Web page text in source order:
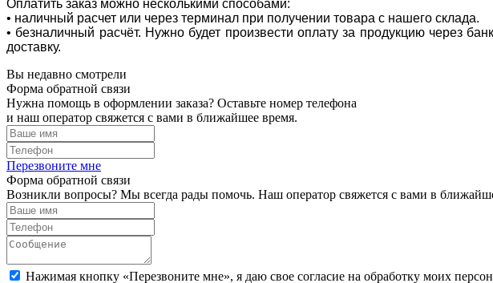
Оплатить заказ можно несколькими способами:
• наличный расчет или через терминал при получении товара с нашего склада.
• безналичный расчёт. Нужно будет произвести оплату за продукцию через
доставку.
Вы недавно смотрели
Форма обратной связи
Нужна помощь в оформлении заказа? Оставьте номер телефона
и наш оператор свяжется с вами в ближайшее время.
Перезвоните мне
Форма обратной связи
Возникли вопросы? Мы всегда рады помочь. Наш оператор свяжется с вами в
Нажимая кнопку «Перезвоните мне», я даю свое согласие на обработку моих